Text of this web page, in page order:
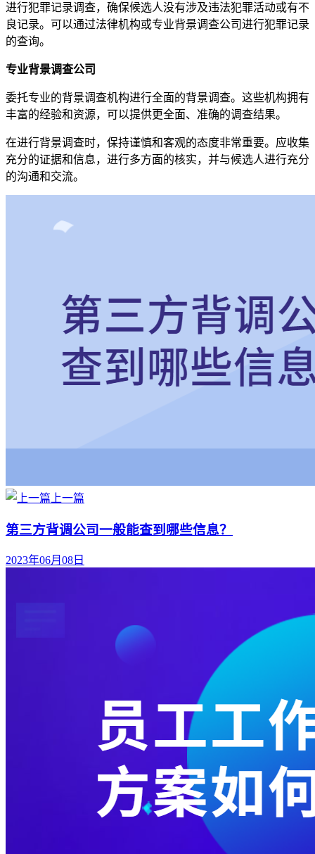
进行犯罪记录调查，确保候选人没有涉及违法犯罪活动或有不
良记录。可以通过法律机构或专业背景调查公司进行犯罪记录
的查询。
专业背景调查公司
委托专业的背景调查机构进行全面的背景调查。这些机构拥有
丰富的经验和资源，可以提供更全面、准确的调查结果。
在进行背景调查时，保持谨慎和客观的态度非常重要。应收集
充分的证据和信息，进行多方面的核实，并与候选人进行充分
的沟通和交流。
上一篇
第三方背调公司一般能查到哪些信息？
2023年06月08日